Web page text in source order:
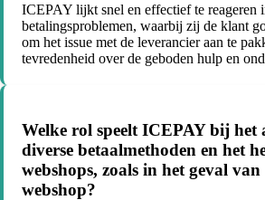
ICEPAY lijkt snel en effectief te reageren
betalingsproblemen, waarbij zij de klant
om het issue met de leverancier aan te
tevredenheid over de geboden hulp en
Welke rol speelt ICEPAY bij het
diverse betaalmethoden en het
webshops, zoals in het geval van
webshop?